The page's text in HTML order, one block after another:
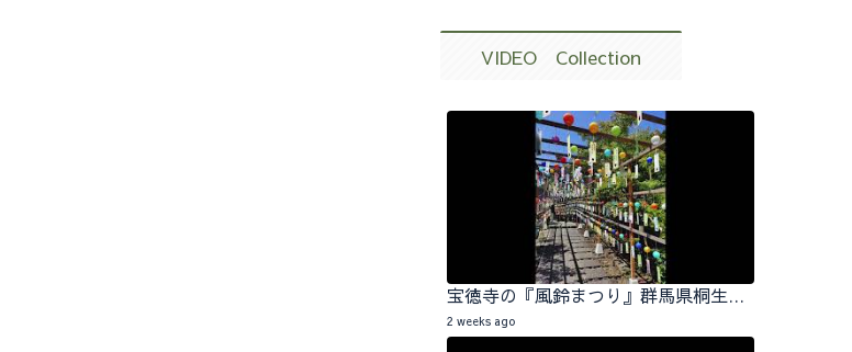
VIDEO Collection
宝徳寺の『風鈴まつり』群馬県桐生市 2026.07.25
2 weeks ago